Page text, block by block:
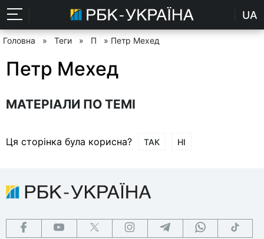
UA
Головна » Теги » П » Петр Мехед
Петр Мехед
МАТЕРІАЛИ ПО ТЕМІ
Ця сторінка була корисна? ТАК НІ